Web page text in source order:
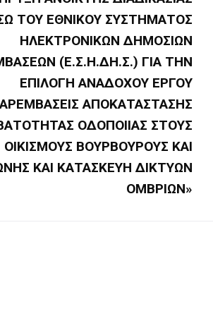
ΤΟΥ ΕΘΝΙΚΟΥ ΣΥΣΤΗΜΑΤΟΣ
ΗΛΕΚΤΡΟΝΙΚΩΝ ΔΗΜΟΣΙΩΝ
(Ε.Σ.Η.ΔΗ.Σ.) ΓΙΑ ΤΗΝ
ΕΠΙΛΟΓΗ ΑΝΑΔΟΧΟΥ ΕΡΓΟΥ
ΑΠΟΚΑΤΑΣΤΑΣΗΣ
ΟΔΟΠΟΙΙΑΣ ΣΤΟΥΣ
ΟΙΚΙΣΜΟΥΣ ΒΟΥΡΒΟΥΡΟΥΣ ΚΑΙ
ΚΑΙ ΚΑΤΑΣΚΕΥΗ ΔΙΚΤΥΩΝ
ΟΜΒΡΙΩΝ»
Δήμος Σιθωνίας, ΤΚ: 63088
102